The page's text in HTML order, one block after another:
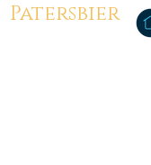
Patersbier